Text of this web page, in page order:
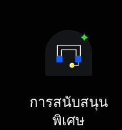
การสนับสนุน
พิเศษ